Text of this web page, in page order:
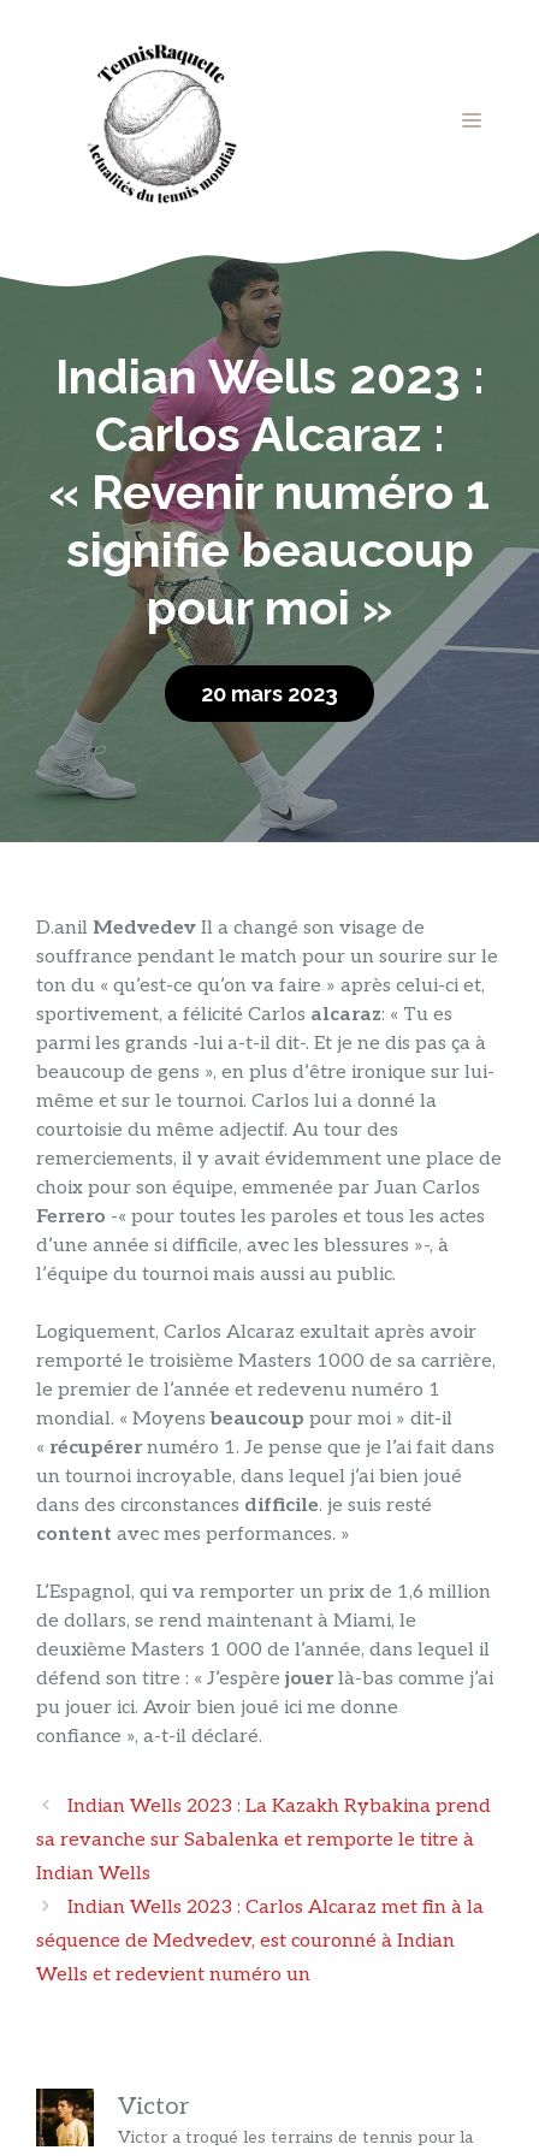
MENU
Indian Wells 2023 :
Carlos Alcaraz :
« Revenir numéro 1
signifie beaucoup
pour moi »
20 mars 2023
D.anil Medvedev Il a changé son visage de
souffrance pendant le match pour un sourire sur le
ton du « qu’est-ce qu’on va faire » après celui-ci et,
sportivement, a félicité Carlos alcaraz: « Tu es
parmi les grands -lui a-t-il dit-. Et je ne dis pas ça à
beaucoup de gens », en plus d’être ironique sur lui-
même et sur le tournoi. Carlos lui a donné la
courtoisie du même adjectif. Au tour des
remerciements, il y avait évidemment une place de
choix pour son équipe, emmenée par Juan Carlos
Ferrero -« pour toutes les paroles et tous les actes
d’une année si difficile, avec les blessures »-, à
l’équipe du tournoi mais aussi au public.
Logiquement, Carlos Alcaraz exultait après avoir
remporté le troisième Masters 1000 de sa carrière,
le premier de l’année et redevenu numéro 1
mondial. « Moyensbeaucoup pour moi » dit-il
« récupérernuméro 1. Je pense que je l’ai fait dans
un tournoi incroyable, dans lequel j’ai bien joué
dans des circonstances difficile. je suis resté
content avec mes performances. »
L’Espagnol, qui va remporter un prix de 1,6 million
de dollars, se rend maintenant à Miami, le
deuxième Masters 1 000 de l’année, dans lequel il
défend son titre : « J’espère jouerlà-bas comme j’ai
pu jouer ici. Avoir bien joué ici me donne
confiance », a-t-il déclaré.
Navigation
des
articles
Indian Wells 2023 : La Kazakh Rybakina prend
sa revanche sur Sabalenka et remporte le titre à
Indian Wells
Indian Wells 2023 : Carlos Alcaraz met fin à la
séquence de Medvedev, est couronné à Indian
Wells et redevient numéro un
Victor
Victor a troqué les terrains de tennis pour la